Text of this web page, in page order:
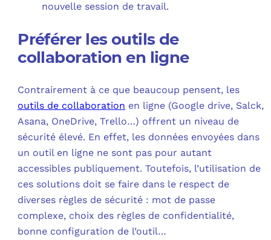
nouvelle session de travail.
Préférer les outils de
collaboration en ligne
Contrairement à ce que beaucoup pensent, les
outils de collaboration en ligne (Google drive, Salck,
Asana, OneDrive, Trello…) offrent un niveau de
sécurité élevé. En effet, les données envoyées dans
un outil en ligne ne sont pas pour autant
accessibles publiquement. Toutefois, l’utilisation de
ces solutions doit se faire dans le respect de
diverses règles de sécurité : mot de passe
complexe, choix des règles de confidentialité,
bonne configuration de l’outil…